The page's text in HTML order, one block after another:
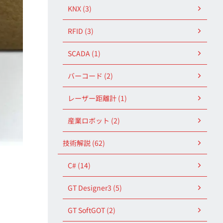
KNX (3)
RFID (3)
SCADA (1)
バーコード (2)
レーザー距離計 (1)
産業ロボット (2)
技術解説 (62)
C# (14)
GT Designer3 (5)
GT SoftGOT (2)